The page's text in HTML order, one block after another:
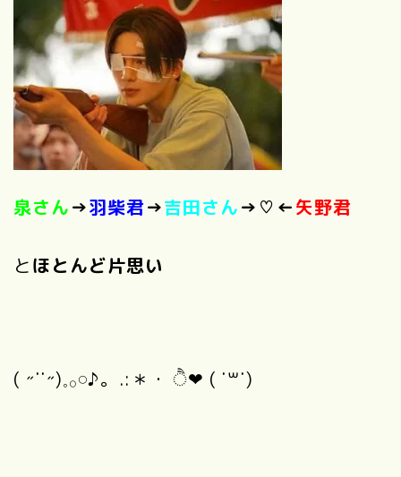
泉さん→羽柴君→吉田さん→♡←矢野君
とほとんど片思い
( ˶˙˙˶)𓈒𓂂𓏸♪。.:＊・ ੈ❤︎ ( ˙꒳​˙)